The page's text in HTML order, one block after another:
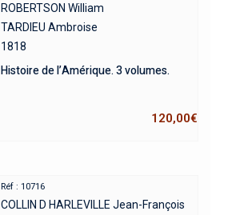
ROBERTSON William
TARDIEU Ambroise
1818
Histoire de l’Amérique. 3 volumes.
120,00€
Réf : 10716
COLLIN D HARLEVILLE Jean-François